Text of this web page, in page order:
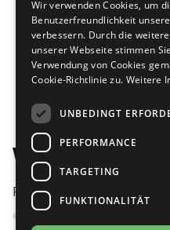
Brautschuhe
Sneaker
Übergrößen 43-44
Flexerinas
Merlet
Nueva Epoca
RayRose
Rummos
Rumpf
Bilder
Werner Kern
Passt am besten bei
Wir verwenden Cookies, um
Benutzerfreundlichkeit
verbessern. Durch die
unserer Webseite stimmen
Verwendung von Cookies
Cookie-Richtlinie zu. Weitere
UNBEDINGT
PERFORMANCE
TARGETING
FUNKTIONALITÄT